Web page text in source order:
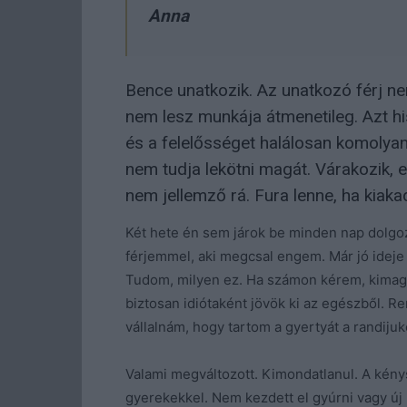
Anna
Bence unatkozik. Az unatkozó férj
nem lesz munkája átmenetileg. Azt
és a felelősséget halálosan
nem tudja lekötni magát. Várakozik,
nem jellemző rá. Fura lenne, ha
Két hete én sem járok be minden nap
férjemmel, aki megcsal engem. Már jó
Tudom, milyen ez. Ha számon kérem,
biztosan idiótaként jövök ki az egészből.
vállalnám, hogy tartom a gyertyát a
Valami megváltozott. Kimondatlanul. A
gyerekekkel. Nem kezdett el gyúrni vagy